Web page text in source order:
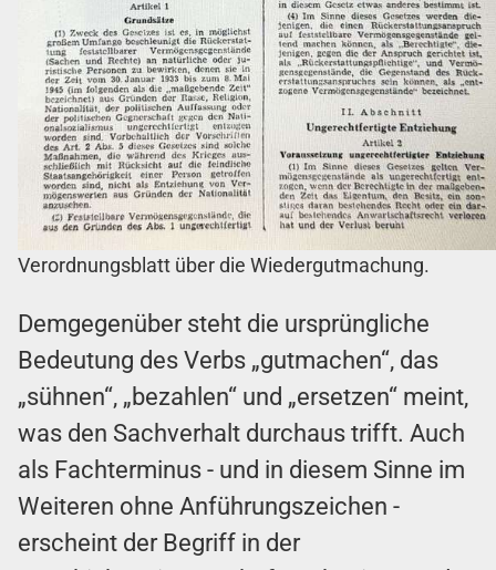
Verordnungsblatt über die Wiedergutmachung.
Demgegenüber steht die ursprüngliche
Bedeutung des Verbs „gutmachen“, das
„sühnen“, „bezahlen“ und „ersetzen“ meint,
was den Sachverhalt durchaus trifft. Auch
als Fachterminus - und in diesem Sinne im
Weiteren ohne Anführungszeichen -
erscheint der Begriff in der